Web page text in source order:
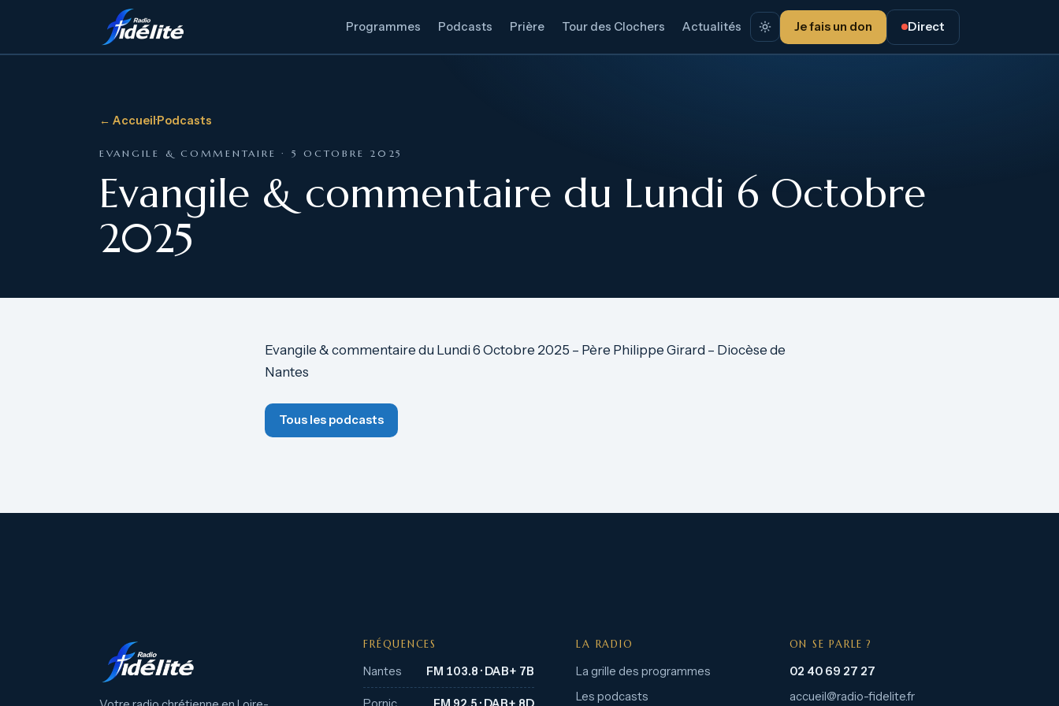
Programmes Podcasts Prière Tour des Clochers Actualités Je fais un don Direct
← Accueil·Podcasts
EVANGILE & COMMENTAIRE · 5 OCTOBRE 2025
Evangile & commentaire du Lundi 6 Octobre
2025
Evangile & commentaire du Lundi 6 Octobre 2025 – Père Philippe Girard – Diocèse de
Nantes
Tous les podcasts
FRÉQUENCES
Nantes FM 103.8 · DAB+ 7B
LA RADIO
La grille des programmes
Les podcasts
ON SE PARLE ?
02 40 69 27 27
accueil@radio-fidelite.fr